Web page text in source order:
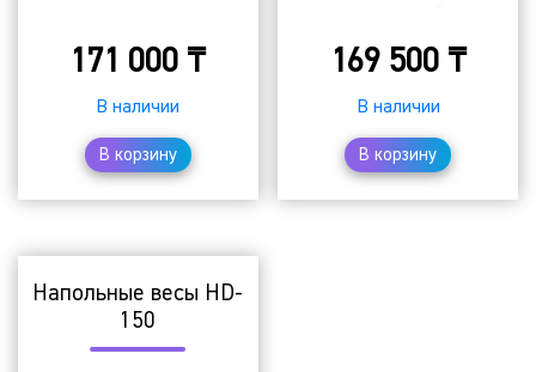
171 000 ₸
В наличии
В корзину
169 500 ₸
В наличии
В корзину
Напольные весы HD-
150